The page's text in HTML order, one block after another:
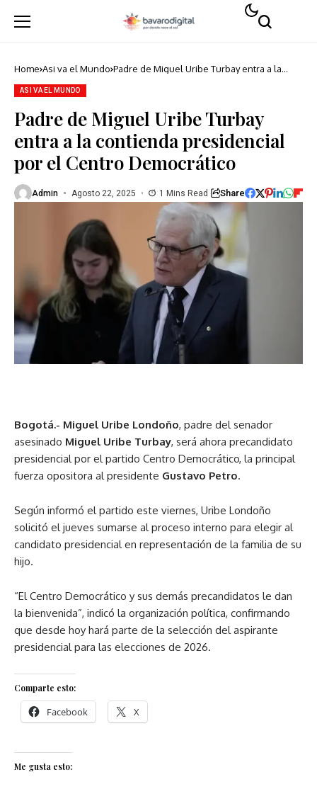
Home Asi va el Mundo Padre de Miguel Uribe Turbay entra a la
ASI VA EL MUNDO
Padre de Miguel Uribe Turbay
entra a la contienda presidencial
por el Centro Democrático
Admin Agosto 22, 2025 1 Mins Read Share
Bogotá.- Miguel Uribe Londoño, padre del senador
asesinado Miguel Uribe Turbay, será ahora precandidato
presidencial por el partido Centro Democrático, la principal
fuerza opositora al presidente Gustavo Petro.
Según informó el partido este viernes, Uribe Londoño
solicitó el jueves sumarse al proceso interno para elegir al
candidato presidencial en representación de la familia de su
hijo.
“El Centro Democrático y sus demás precandidatos le dan
la bienvenida”, indicó la organización política, confirmando
que desde hoy hará parte de la selección del aspirante
presidencial para las elecciones de 2026.
Comparte esto:
Facebook X
Me gusta esto: